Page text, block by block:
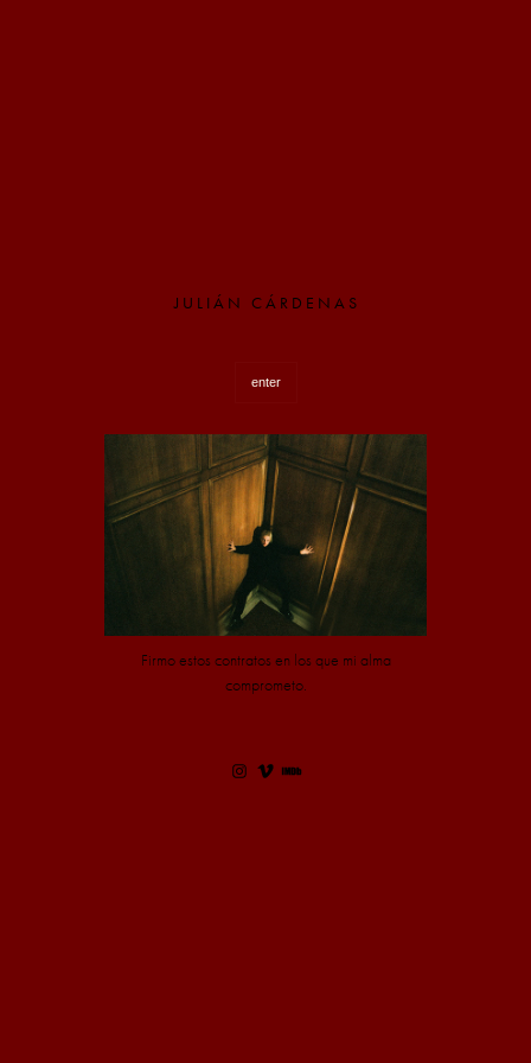
J U L I Á N C Á R D E N A S
enter
Firmo estos contratos en los que mi alma
comprometo.